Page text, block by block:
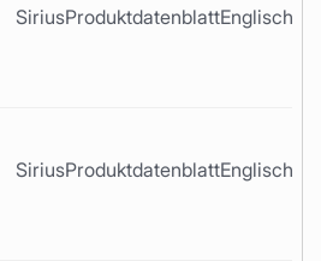
SiriusProduktdatenblattEnglisch
SiriusProduktdatenblattEnglisch